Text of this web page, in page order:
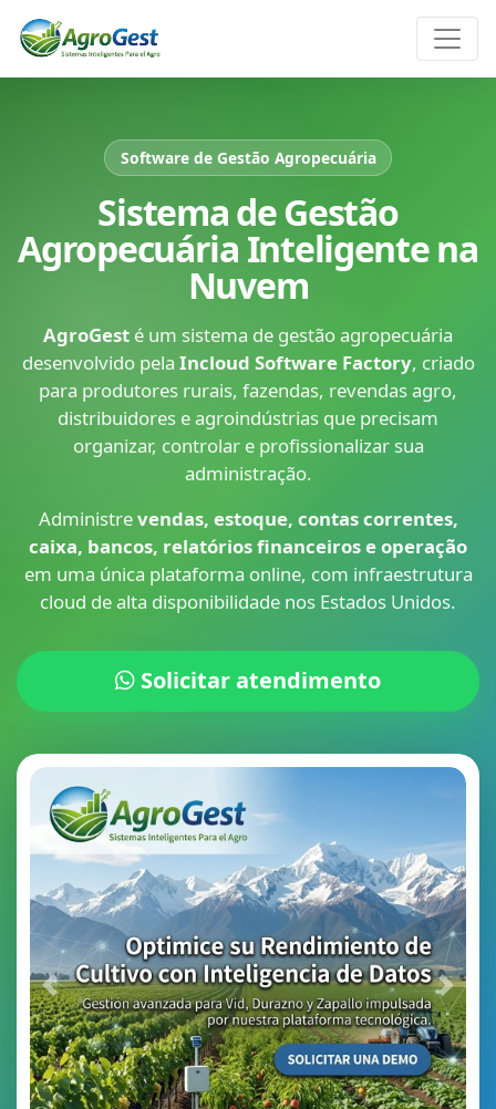
Software de Gestão Agropecuária
Sistema de Gestão
Agropecuária Inteligente na
Nuvem
AgroGest é um sistema de gestão agropecuária
desenvolvido pela Incloud Software Factory, criado
para produtores rurais, fazendas, revendas agro,
distribuidores e agroindústrias que precisam
organizar, controlar e profissionalizar sua
administração.
Administrevendas, estoque, contas correntes,
caixa, bancos, relatórios financeiros e operação
em uma única plataforma online, com infraestrutura
cloud de alta disponibilidade nos Estados Unidos.
Solicitar atendimento